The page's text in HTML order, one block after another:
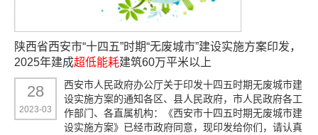
陕西省西安市“十四五”时期“无废城市”建设实施方案印发，
2025年建成超低能耗建筑60万平米以上
28
2023-03
西安市人民政府办公厅关于印发十四五时期无废城市建
设实施方案的通知各区、县人民政府，市人民政府各工
作部门、各直属机构：《西安市十四五时期无废城市建
设实施方案》已经市政府同意，现印发给你们，请认真